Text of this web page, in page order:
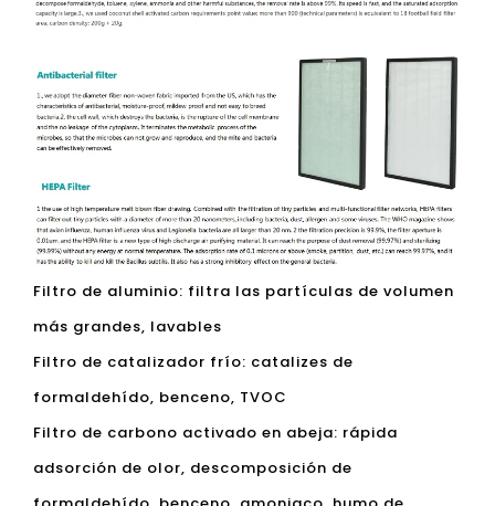
Filtro de aluminio: filtra las partículas de volumen
más grandes, lavables
Filtro de catalizador frío: catalizes de
formaldehído, benceno, TVOC
Filtro de carbono activado en abeja: rápida
adsorción de olor, descomposición de